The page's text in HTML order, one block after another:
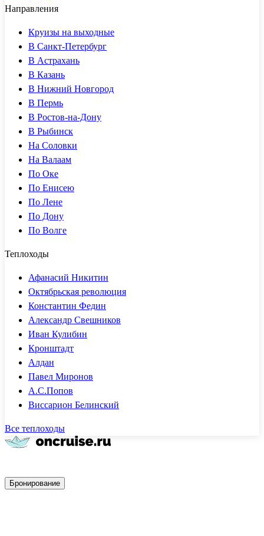
Направления
Круизы на выходные
В Санкт-Петербург
В Астрахань
В Казань
В Нижний Новгород
В Пермь
В Ростов-на-Дону
В Рыбинск
На Соловки
На Валаам
По Оке
По Енисею
По Лене
По Дону
По Волге
Теплоходы
Афанасий Никитин
Октябрьская революция
Константин Федин
Александр Свешников
Иван Кулибин
Кронштадт
Алдан
Павел Миронов
А.С.Попов
Виссарион Белинский
Все теплоходы
Бронирование